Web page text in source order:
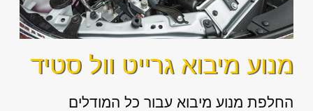
מנוע מיבוא גרייט וול סטיד
החלפת מנוע מיבוא עבור כל המודלים